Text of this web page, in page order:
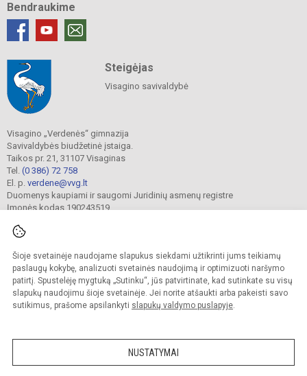
Šioje svetainėje naudojame slapukus siekdami užtikrinti jums teikiamų
paslaugų kokybę, analizuoti svetainės naudojimą ir optimizuoti naršymo
patirtį. Spustelėję mygtuką „Sutinku“, jūs patvirtinate, kad sutinkate su visų
slapukų naudojimu šioje svetainėje. Jei norite atšaukti arba pakeisti savo
sutikimus, prašome apsilankyti slapukų valdymo puslapyje.
NUSTATYMAI
Bendraukime
Steigėjas
Visagino savivaldybė
Visagino „Verdenės“ gimnazija
Savivaldybės biudžetinė įstaiga.
Taikos pr. 21, 31107 Visaginas
Tel. (0 386) 72 758
El. p. verdene@vvg.lt
Duomenys kaupiami ir saugomi Juridinių asmenų registre
Įmonės kodas 190243519
© 2022. Visagino „Verdenės“ gimnazija. Visos teisės saugomos.
Kopijuoti turinį be raštiško gimnazijos sutikimo griežtai draudžiama.
Versija neįgaliesiems Slapukų valdymas
Sumanus būdas atnaujinti